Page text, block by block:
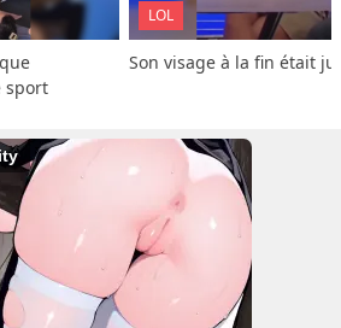
sport
LOL
Son visage à la fin était